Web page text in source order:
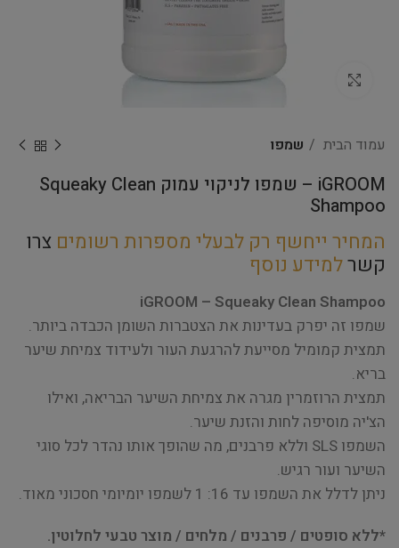
Click to enlarge
עמוד הבית שמפו
iGROOM – שמפו לניקוי עמוק Squeaky Clean
Shampoo
המחיר ייחשף רק לבעלי מספרות רשומים צרו
קשרלמידע נוסף
iGROOM – Squeaky Clean Shampoo
שמפו זה יפרק בעדינות את הצטברות השומן הכבדה ביותר.
תמצית קמומיל מסייעת להרגעת העור ולעידוד צמיחת שיער
בריא.
תמצית הרוזמרין מגרה את צמיחת השיער הבריאה, ואילו
הצ'יה מוסיפה לחות והזנת שיער.
השמפו SLS וללא פרבנים, מה שהופך אותו נהדר לכל סוגי
השיער ועור רגיש.
ניתן לדלל את השמפו עד 16: 1 לשמפו יומיומי חסכוני מאוד.
*ללא סופטים / פרבנים / מלחים / מוצר טבעי לחלוטין.